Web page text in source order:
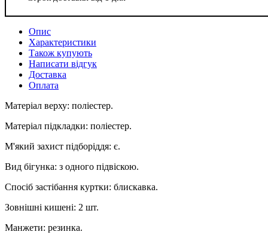
Опис
Характеристики
Також купують
Написати відгук
Доставка
Оплата
Матеріал верху: поліестер.
Матеріал підкладки: поліестер.
М'який захист підборіддя: є.
Вид бігунка: з одного підвіскою.
Спосіб застібання куртки: блискавка.
Зовнішні кишені: 2 шт.
Манжети: резинка.